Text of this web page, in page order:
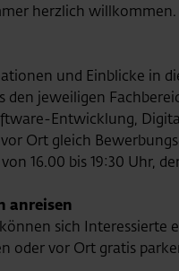
herzlich willkommen.
und Einblicke in
jeweiligen
Entwicklung,
Ort gleich
16.00 bis 19:30 Uhr,
anreisen
können sich Interessierte
oder vor Ort gratis